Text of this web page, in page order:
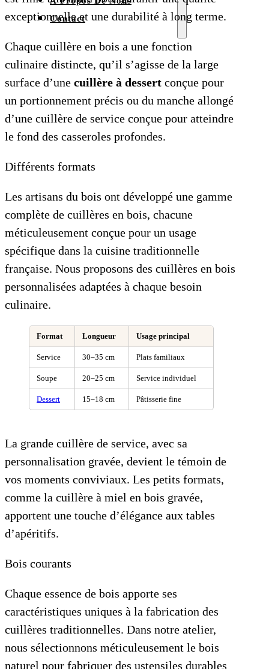
Contact
exceptionnelle et une durabilité à long terme.
Chaque cuillère en bois a une fonction
culinaire distincte, qu’il s’agisse de la large
surface d’une cuillère à dessert conçue pour
un portionnement précis ou du manche allongé
d’une cuillère de service conçue pour atteindre
le fond des casseroles profondes.
Différents formats
Les artisans du bois ont développé une gamme
complète de cuillères en bois, chacune
méticuleusement conçue pour un usage
spécifique dans la cuisine traditionnelle
française. Nous proposons des cuillères en bois
personnalisées adaptées à chaque besoin
culinaire.
Format Longueur Usage principal
Service 30–35 cm Plats familiaux
Soupe 20–25 cm Service individuel
Dessert 15–18 cm Pâtisserie fine
La grande cuillère de service, avec sa
personnalisation gravée, devient le témoin de
vos moments conviviaux. Les petits formats,
comme la cuillère à miel en bois gravée,
apportent une touche d’élégance aux tables
d’apéritifs.
Bois courants
Chaque essence de bois apporte ses
caractéristiques uniques à la fabrication des
cuillères traditionnelles. Dans notre atelier,
nous sélectionnons méticuleusement le bois
naturel pour fabriquer des ustensiles durables